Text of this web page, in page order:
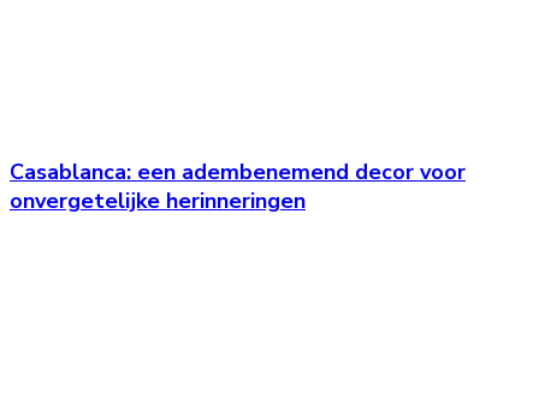
Casablanca: een adembenemend decor voor
onvergetelijke herinneringen